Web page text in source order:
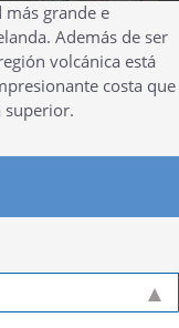
más grande e
Además de ser
volcánica está
costa que
superior.